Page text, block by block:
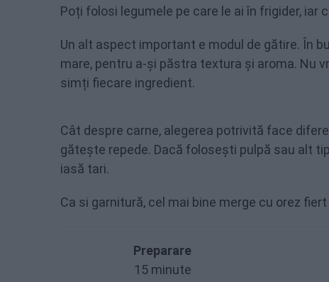
Poți folosi legumele pe care le ai în frigider,
Un alt aspect important e modul de gătire. În
mare, pentru a-și păstra textura și aroma. Nu
simți fiecare ingredient.
Cât despre carne, alegerea potrivită face
gătește repede. Dacă folosești pulpă sau alt
iasă tari.
Ca si garnitură, cel mai bine merge cu orez
Preparare
15 minute